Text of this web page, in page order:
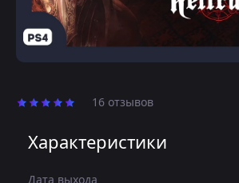
16 отзывов
Характеристики
Дата выхода